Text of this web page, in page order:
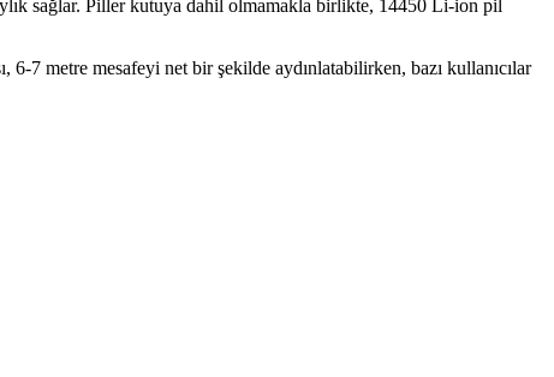
sağlar. Piller kutuya dahil olmamakla birlikte, 14450 Li-ion pil
7 metre mesafeyi net bir şekilde aydınlatabilirken, bazı kullanıcılar